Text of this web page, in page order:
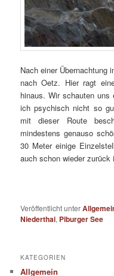
Nach einer Übernachtung
nach Oetz. Hier ragt
hinaus. Wir schauten
ich psychisch nicht so
mit dieser Route
mindestens genauso
30 Meter einige
auch schon wieder zurück
Veröffentlicht unter
Niederthai, Piburger See
KATEGORIEN
Allgemein